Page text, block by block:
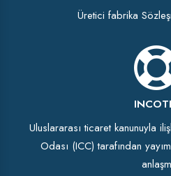
Üretici fabrika
Uluslararası ticaret kanunuyla
Odası (ICC) tarafından